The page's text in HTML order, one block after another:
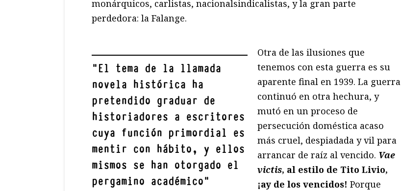
monárquicos, carlistas, nacionalsindicalistas, y la gran parte
perdedora: la Falange.
"El tema de la llamada
novela histórica ha
pretendido graduar de
historiadores a escritores
cuya función primordial es
mentir con hábito, y ellos
mismos se han otorgado el
pergamino académico"
Otra de las ilusiones que
tenemos con esta guerra es su
aparente final en 1939. La guerra
continuó en otra hechura, y
mutó en un proceso de
persecución doméstica acaso
más cruel, despiadada y vil para
arrancar de raíz al vencido. Vae
victis, al estilo de Tito Livio,
¡ay de los vencidos! Porque